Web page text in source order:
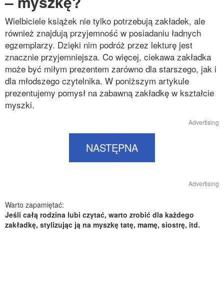
Wielbiciele książek nie tylko potrzebują zakładek, ale
również znajdują przyjemność w posiadaniu ładnych
egzemplarzy. Dzięki nim podróż przez lekturę jest
znacznie przyjemniejsza. Co więcej, ciekawa zakładka
może być miłym prezentem zarówno dla starszego, jak i
dla młodszego czytelnika. W poniższym artykule
prezentujemy pomysł na zabawną zakładkę w kształcie
myszki.
Advertising
NASTĘPNA
Advertising
Warto zapamiętać:
Jeśli całą rodzina lubi czytać, warto zrobić dla każdego
zakładkę, stylizując ją na myszkę tatę, mamę, siostrę, itd.